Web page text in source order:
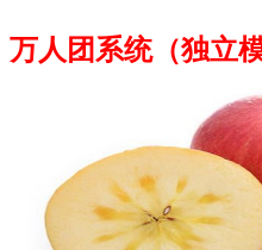
万人团系统（独立